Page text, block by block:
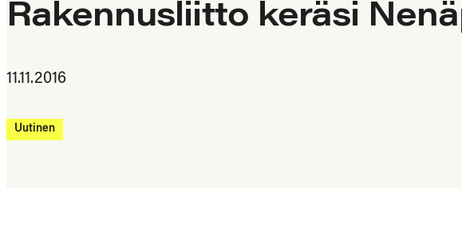
Rakennusliitto keräsi
11.11.2016
Uutinen